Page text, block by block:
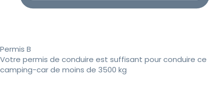
Permis B
Votre permis de conduire est suffisant pour conduire ce
camping-car de moins de 3500 kg